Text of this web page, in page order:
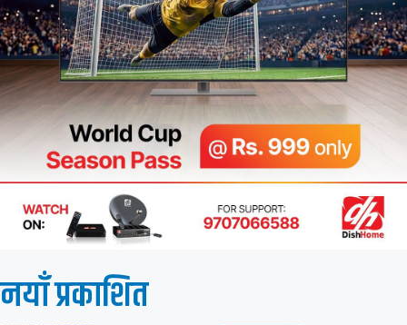
नयाँ प्रकाशित